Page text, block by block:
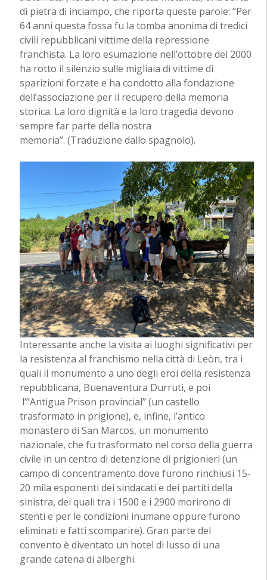
di pietra di inciampo, che riporta queste parole: “Per
64 anni questa fossa fu la tomba anonima di tredici
civili repubblicani vittime della repressione
franchista. La loro esumazione nell’ottobre del 2000
ha rotto il silenzio sulle migliaia di vittime di
sparizioni forzate e ha condotto alla fondazione
dell’associazione per il recupero della memoria
storica. La loro dignità e la loro tragedia devono
sempre far parte della nostra
memoria”. (Traduzione dallo spagnolo).
Interessante anche la visita ai luoghi significativi per
la resistenza al franchismo nella città di Leòn, tra i
quali il monumento a uno degli eroi della resistenza
repubblicana, Buenaventura Durruti, e poi
l’”Antigua Prison provincial” (un castello
trasformato in prigione), e, infine, l’antico
monastero di San Marcos, un monumento
nazionale, che fu trasformato nel corso della guerra
civile in un centro di detenzione di prigionieri (un
campo di concentramento dove furono rinchiusi 15-
20 mila esponenti dei sindacati e dei partiti della
sinistra, dei quali tra i 1500 e i 2900 morirono di
stenti e per le condizioni inumane oppure furono
eliminati e fatti scomparire). Gran parte del
convento è diventato un hotel di lusso di una
grande catena di alberghi.